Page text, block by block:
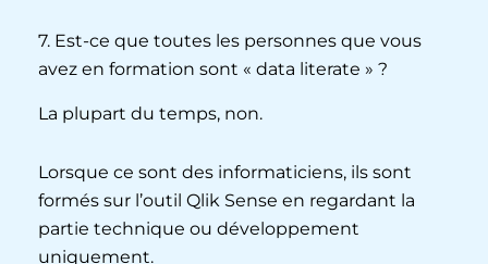
7. Est-ce que toutes les personnes que vous
avez en formation sont « data literate » ?
La plupart du temps, non.
Lorsque ce sont des informaticiens, ils sont
formés sur l’outil Qlik Sense en regardant la
partie technique ou développement
uniquement.